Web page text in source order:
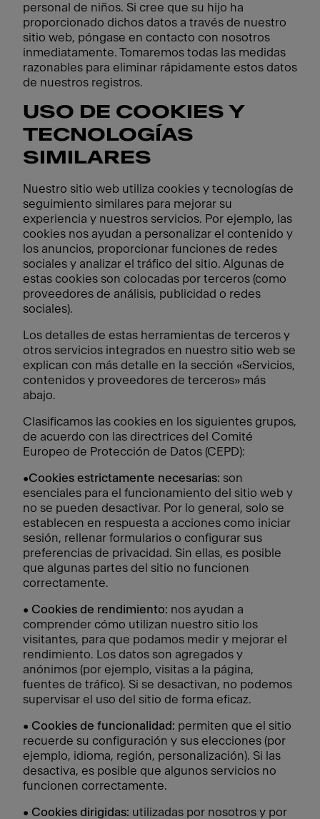
personal de niños. Si cree que su hijo ha
proporcionado dichos datos a través de nuestro
sitio web, póngase en contacto con nosotros
inmediatamente. Tomaremos todas las medidas
razonables para eliminar rápidamente estos datos
de nuestros registros.
USO DE COOKIES Y
TECNOLOGÍAS
SIMILARES
Nuestro sitio web utiliza cookies y tecnologías de
seguimiento similares para mejorar su
experiencia y nuestros servicios. Por ejemplo, las
cookies nos ayudan a personalizar el contenido y
los anuncios, proporcionar funciones de redes
sociales y analizar el tráfico del sitio. Algunas de
estas cookies son colocadas por terceros (como
proveedores de análisis, publicidad o redes
sociales).
Los detalles de estas herramientas de terceros y
otros servicios integrados en nuestro sitio web se
explican con más detalle en la sección «Servicios,
contenidos y proveedores de terceros» más
abajo.
Clasificamos las cookies en los siguientes grupos,
de acuerdo con las directrices del Comité
Europeo de Protección de Datos (CEPD):
•Cookies estrictamente necesarias: son
esenciales para el funcionamiento del sitio web y
no se pueden desactivar. Por lo general, solo se
establecen en respuesta a acciones como iniciar
sesión, rellenar formularios o configurar sus
preferencias de privacidad. Sin ellas, es posible
que algunas partes del sitio no funcionen
correctamente.
• Cookies de rendimiento: nos ayudan a
comprender cómo utilizan nuestro sitio los
visitantes, para que podamos medir y mejorar el
rendimiento. Los datos son agregados y
anónimos (por ejemplo, visitas a la página,
fuentes de tráfico). Si se desactivan, no podemos
supervisar el uso del sitio de forma eficaz.
• Cookies de funcionalidad: permiten que el sitio
recuerde su configuración y sus elecciones (por
ejemplo, idioma, región, personalización). Si las
desactiva, es posible que algunos servicios no
funcionen correctamente.
• Cookies dirigidas: utilizadas por nosotros y por